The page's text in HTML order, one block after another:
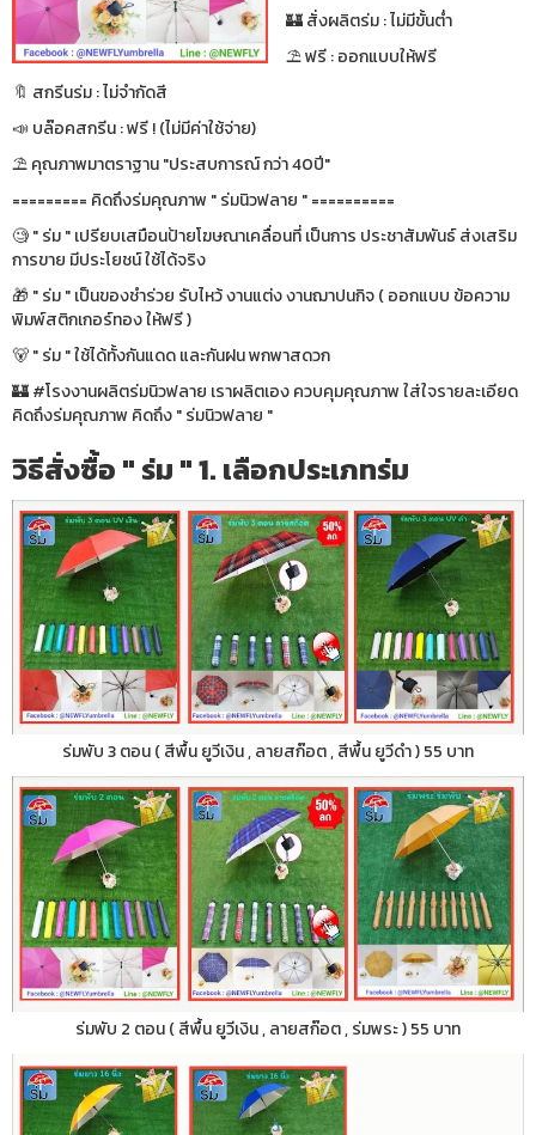
🏰 สั่งผลิตร่ม : ไม่มีขั้นต่ำ
⛱ ฟรี : ออกแบบให้ฟรี
🔖 สกรีนร่ม : ไม่จำกัดสี
📣 บล๊อคสกรีน : ฟรี ! (ไม่มีค่าใช้จ่าย)
⛱ คุณภาพมาตราฐาน "ประสบการณ์ กว่า 40ปี"
========= คิดถึงร่มคุณภาพ " ร่มนิวฟลาย " ==========
🧐 " ร่ม " เปรียบเสมือนป้ายโฆษณาเคลื่อนที่ เป็นการ ประชาสัมพันธ์ ส่งเสริม
การขาย มีประโยชน์ ใช้ได้จริง
🎁 " ร่ม " เป็นของชำร่วย รับไหว้ งานแต่ง งานฌาปนกิจ ( ออกแบบ ข้อความ
พิมพ์สติกเกอร์ทอง ให้ฟรี )
🐻 " ร่ม " ใช้ได้ทั้งกันแดด และกันฝน พกพาสดวก
🏰 #โรงงานผลิตร่มนิวฟลาย เราผลิตเอง ควบคุมคุณภาพ ใส่ใจรายละเอียด
คิดถึงร่มคุณภาพ คิดถึง " ร่มนิวฟลาย "
วิธีสั่งซื้อ " ร่ม " 1. เลือกประเภทร่ม
ร่มพับ 3 ตอน ( สีพื้น ยูวีเงิน , ลายสก๊อต , สีพื้น ยูวีดำ ) 55 บาท
ร่มพับ 2 ตอน ( สีพื้น ยูวีเงิน , ลายสก๊อต , ร่มพระ ) 55 บาท